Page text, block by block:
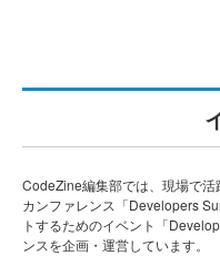
CodeZine編集部では、現場で
カンファレンス「Developers
トするためのイベント「
ンスを企画・運営しています。